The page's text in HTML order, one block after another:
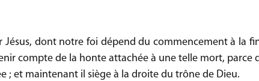
Jésus, dont notre foi dépend du commencement à la
compte de la honte attachée à une telle mort, parce
; et maintenant il siège à la droite du trône de Dieu.